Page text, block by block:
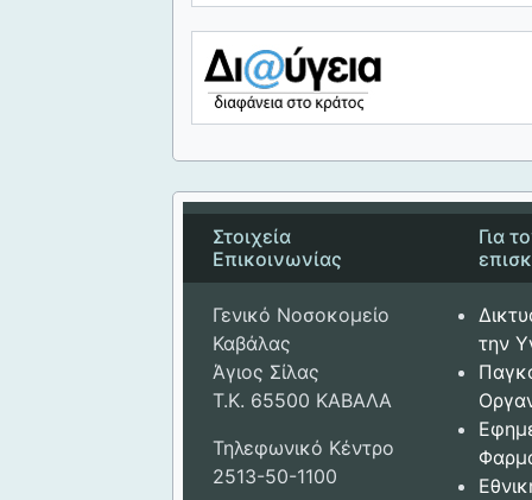
Στοιχεία
Επικοινωνίας
Γενικό Νοσοκομείο
Καβάλας
Άγιος Σίλας
Τ.Κ. 65500 ΚΑΒΑΛΑ
Τηλεφωνικό Κέντρο
2513-50-1100
Για
την